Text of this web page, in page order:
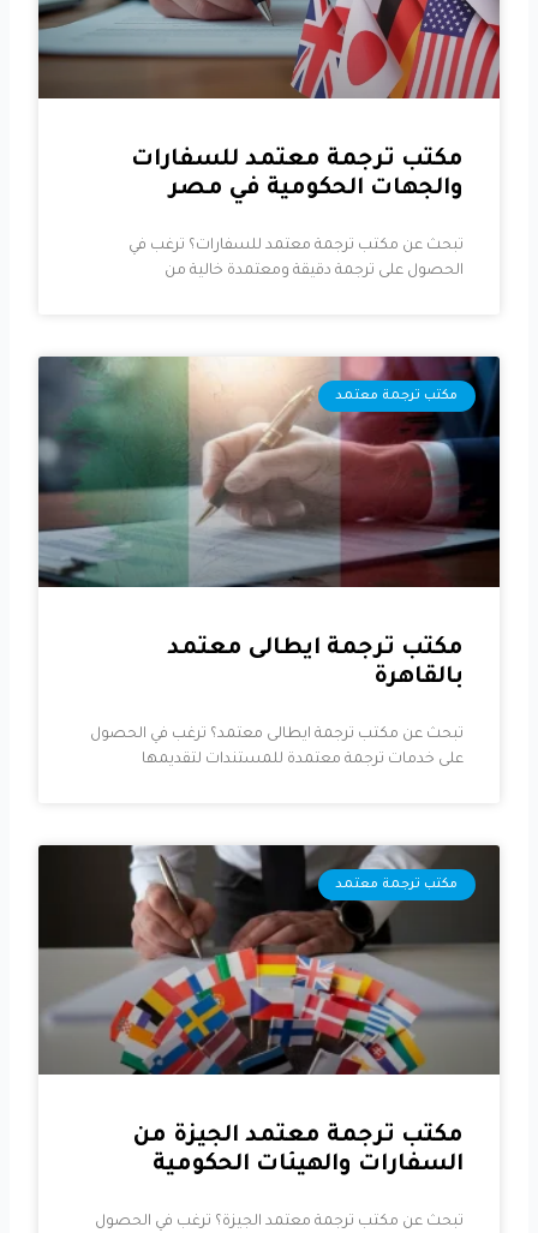
مكتب ترجمة معتمد للسفارات
والجهات الحكومية في مصر
تبحث عن مكتب ترجمة معتمد للسفارات؟ ترغب في
الحصول على ترجمة دقيقة ومعتمدة خالية من
مكتب ترجمة معتمد
مكتب ترجمة ايطالى معتمد
بالقاهرة
تبحث عن مكتب ترجمة ايطالى معتمد؟ ترغب في الحصول
على خدمات ترجمة معتمدة للمستندات لتقديمها
مكتب ترجمة معتمد
مكتب ترجمة معتمد الجيزة من
السفارات والهيئات الحكومية
تبحث عن مكتب ترجمة معتمد الجيزة؟ ترغب في الحصول